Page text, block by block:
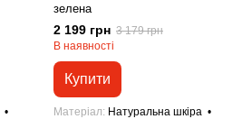
зелена
2 199 грн 3 179 грн
В наявності
Купити
Матеріал
Натуральна шкіра